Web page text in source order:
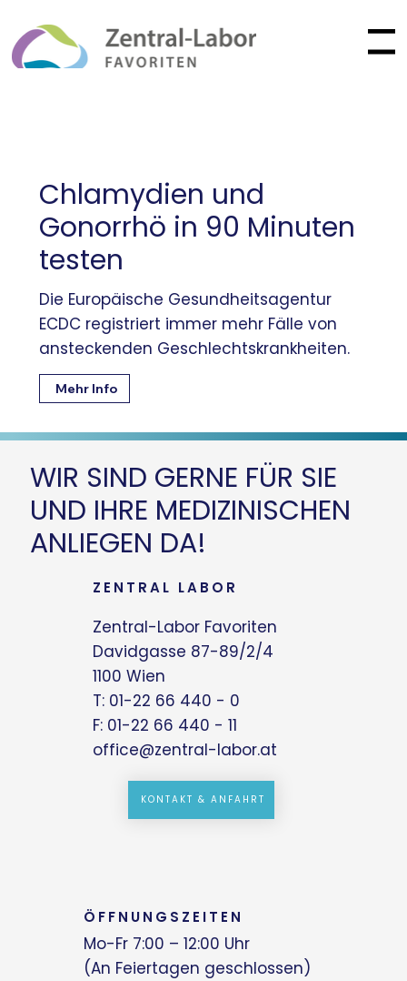
Menu
Chlamydien und
Gonorrhö in 90 Minuten
testen
Die Europäische Gesundheitsagentur
ECDC registriert immer mehr Fälle von
ansteckenden Geschlechtskrankheiten.
Mehr Info
WIR SIND GERNE FÜR SIE
UND IHRE MEDIZINISCHEN
ANLIEGEN DA!
KONTAKT & ANFAHRT
ZENTRAL LABOR
Zentral-Labor Favoriten
Davidgasse 87-89/2/4
1100 Wien
T: 01-22 66 440 - 0
F: 01-22 66 440 - 11
office@zentral-labor.at
Mo-Fr 7:00 – 12:00 Uhr
(An Feiertagen geschlossen)
ÖFFNUNGSZEITEN